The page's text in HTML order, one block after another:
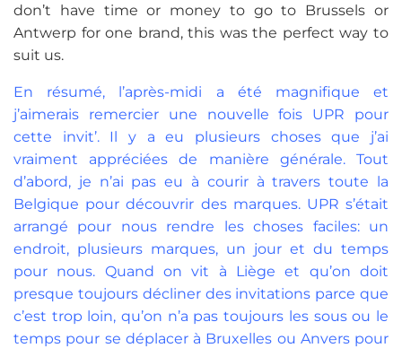
don’t have time or money to go to Brussels or
Antwerp for one brand, this was the perfect way to
suit us.
En résumé, l’après-midi a été magnifique et
j’aimerais remercier une nouvelle fois UPR pour
cette invit’. Il y a eu plusieurs choses que j’ai
vraiment appréciées de manière générale. Tout
d’abord, je n’ai pas eu à courir à travers toute la
Belgique pour découvrir des marques. UPR s’était
arrangé pour nous rendre les choses faciles: un
endroit, plusieurs marques, un jour et du temps
pour nous. Quand on vit à Liège et qu’on doit
presque toujours décliner des invitations parce que
c’est trop loin, qu’on n’a pas toujours les sous ou le
temps pour se déplacer à Bruxelles ou Anvers pour